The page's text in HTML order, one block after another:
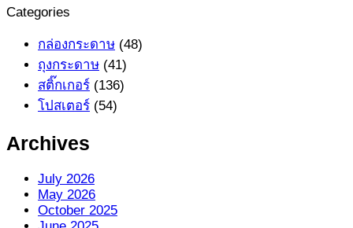
Categories
กล่องกระดาษ (48)
ถุงกระดาษ (41)
สติ๊กเกอร์ (136)
โปสเตอร์ (54)
Archives
July 2026
May 2026
October 2025